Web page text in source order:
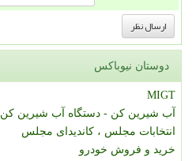
دوستان نیوباکس
MIGT
آب شیرین کن - دستگاه آب شیرین کن
انتخابات مجلس ، کاندیدای مجلس
خرید و فروش خودرو